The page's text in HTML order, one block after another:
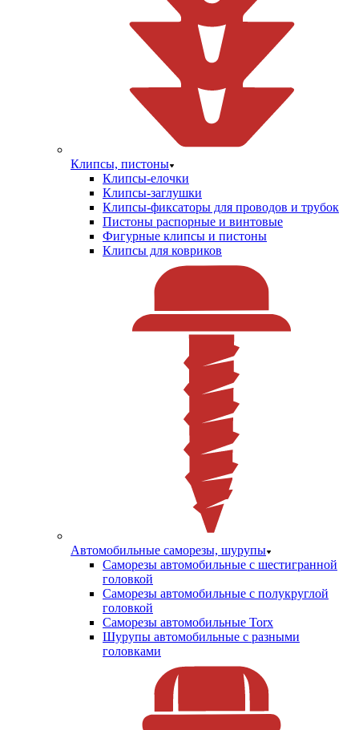
Клипсы, пистоны
Клипсы-елочки
Клипсы-заглушки
Клипсы-фиксаторы для проводов и трубок
Пистоны распорные и винтовые
Фигурные клипсы и пистоны
Клипсы для ковриков
Автомобильные саморезы, шурупы
Саморезы автомобильные с шестигранной
головкой
Саморезы автомобильные с полукруглой
головкой
Саморезы автомобильные Torx
Шурупы автомобильные с разными
головками